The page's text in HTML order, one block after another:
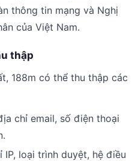
thông tin mạng và Nghị
của Việt Nam.
thập
188m có thể thu thập các
chỉ email, số điện thoại
IP, loại trình duyệt, hệ điều